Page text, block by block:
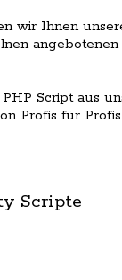
wir Ihnen
Script aus
Profis für Profis.
Scripte